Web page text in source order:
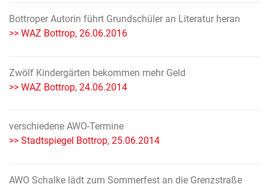
Bottroper Autorin führt Grundschüler an Literatur heran
>> WAZ Bottrop, 26.06.2016
Zwölf Kindergärten bekommen mehr Geld
>> WAZ Bottrop, 24.06.2014
verschiedene AWO-Termine
>> Stadtspiegel Bottrop, 25.06.2014
AWO Schalke lädt zum Sommerfest an die Grenzstraße